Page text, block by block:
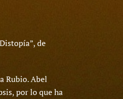
de
Rubio. Abel
por lo que ha